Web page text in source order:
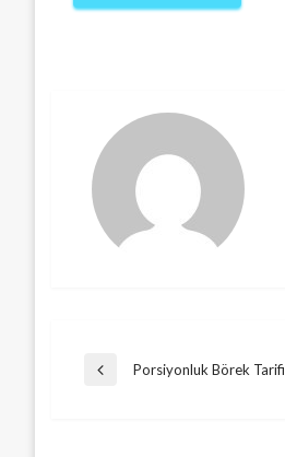
Post
Previous
Porsiyonluk Börek Tarifi